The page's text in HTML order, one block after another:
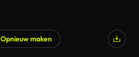
Opnieuw maken